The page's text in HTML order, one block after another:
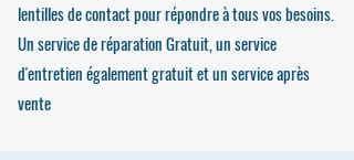
lentilles de contact pour répondre à tous vos besoins.
Un service de réparation Gratuit, un service
d'entretien également gratuit et un service après
vente